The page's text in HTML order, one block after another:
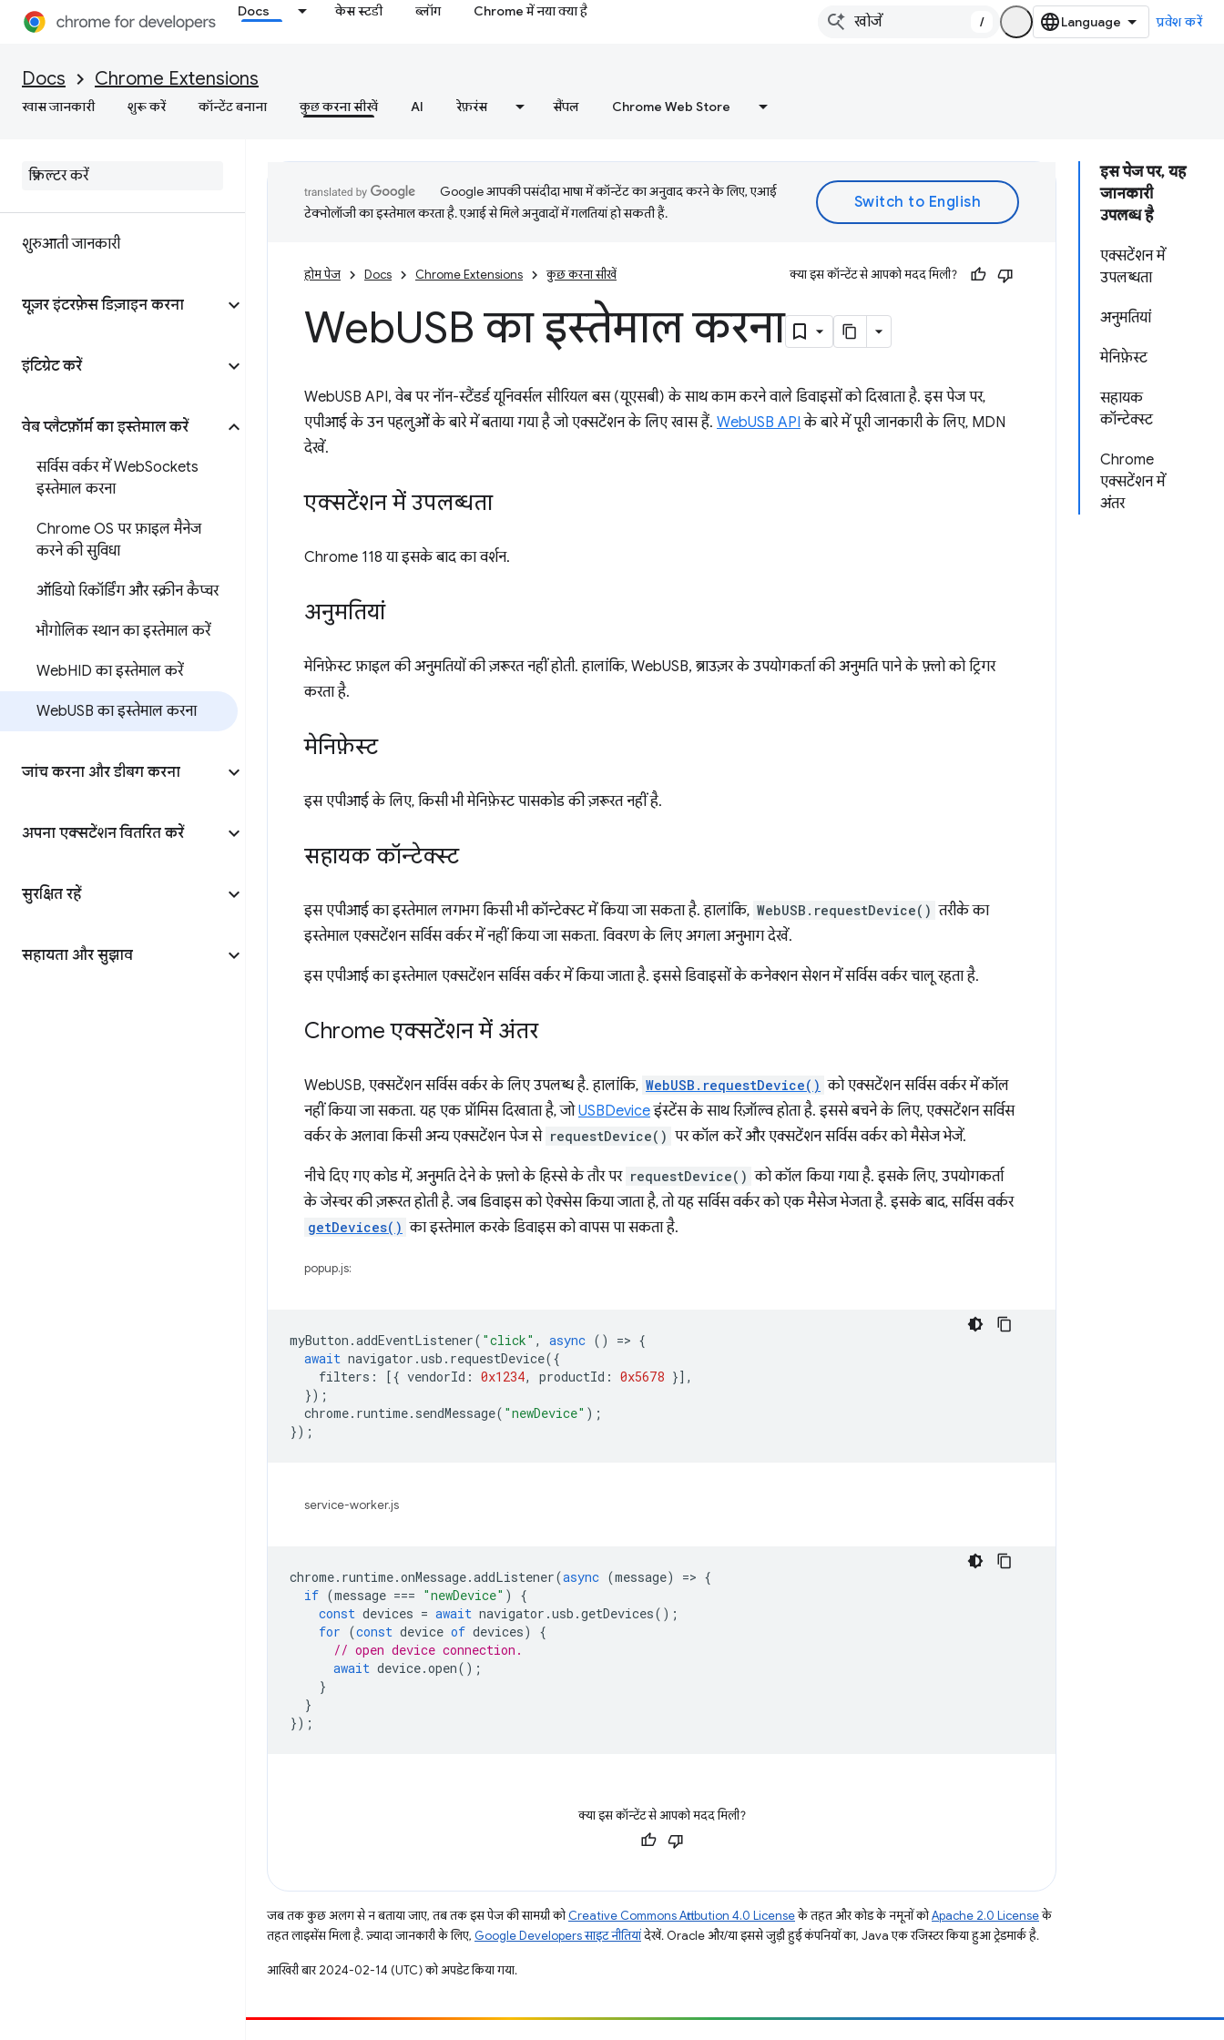
Docs केस स्टडी ब्लॉग Chrome में नया क्या है
/ प्रवेश करें
Docs Chrome Extensions
खास जानकारी शुरू करें कॉन्टेंट बनाना कुछ करना सीखें AI रेफ़रंस सैंपल Chrome Web Store
शुरुआती जानकारी
यूज़र इंटरफ़ेस डिज़ाइन करना
इंटिग्रेट करें
वेब प्लैटफ़ॉर्म का इस्तेमाल करें
सर्विस वर्कर में WebSockets
इस्तेमाल करना
Chrome OS पर फ़ाइल मैनेज
करने की सुविधा
ऑडियो रिकॉर्डिंग और स्क्रीन कैप्चर
भौगोलिक स्थान का इस्तेमाल करें
WebHID का इस्तेमाल करें
WebUSB का इस्तेमाल करना
जांच करना और डीबग करना
अपना एक्सटेंशन वितरित करें
सुरक्षित रहें
सहायता और सुझाव
इस पेज पर, यह
जानकारी
उपलब्ध है
एक्सटेंशन में
उपलब्धता
अनुमतियां
मेनिफ़ेस्ट
सहायक
कॉन्टेक्स्ट
Chrome
एक्सटेंशन में
अंतर
Google आपकी पसंदीदा भाषा में कॉन्टेंट का अनुवाद करने के लिए, एआई
टेक्नोलॉजी का इस्तेमाल करता है. एआई से मिले अनुवादों में गलतियां हो सकती हैं.
होम पेज Docs Chrome Extensions कुछ करना सीखें क्या इस कॉन्टेंट से आपको मदद मिली?
WebUSB का इस्तेमाल करना
WebUSB API, वेब पर नॉन-स्टैंडर्ड यूनिवर्सल सीरियल बस (यूएसबी) के साथ काम करने वाले डिवाइसों को दिखाता है. इस पेज पर,
एपीआई के उन पहलुओं के बारे में बताया गया है जो एक्सटेंशन के लिए खास हैं. WebUSB API के बारे में पूरी जानकारी के लिए, MDN
देखें.
एक्सटेंशन में उपलब्धता
Chrome 118 या इसके बाद का वर्शन.
अनुमतियां
मेनिफ़ेस्ट फ़ाइल की अनुमतियों की ज़रूरत नहीं होती. हालांकि, WebUSB, ब्राउज़र के उपयोगकर्ता की अनुमति पाने के फ़्लो को ट्रिगर
करता है.
मेनिफ़ेस्ट
इस एपीआई के लिए, किसी भी मेनिफ़ेस्ट पासकोड की ज़रूरत नहीं है.
सहायक कॉन्टेक्स्ट
इस एपीआई का इस्तेमाल लगभग किसी भी कॉन्टेक्स्ट में किया जा सकता है. हालांकि, WebUSB.requestDevice() तरीके का
इस्तेमाल एक्सटेंशन सर्विस वर्कर में नहीं किया जा सकता. विवरण के लिए अगला अनुभाग देखें.
इस एपीआई का इस्तेमाल एक्सटेंशन सर्विस वर्कर में किया जाता है. इससे डिवाइसों के कनेक्शन सेशन में सर्विस वर्कर चालू रहता है.
Chrome एक्सटेंशन में अंतर
WebUSB, एक्सटेंशन सर्विस वर्कर के लिए उपलब्ध है. हालांकि, WebUSB.requestDevice() को एक्सटेंशन सर्विस वर्कर में कॉल
नहीं किया जा सकता. यह एक प्रॉमिस दिखाता है, जोUSBDeviceइंस्टेंस के साथ रिज़ॉल्व होता है. इससे बचने के लिए, एक्सटेंशन सर्विस
वर्कर के अलावा किसी अन्य एक्सटेंशन पेज से requestDevice() पर कॉल करें और एक्सटेंशन सर्विस वर्कर को मैसेज भेजें.
नीचे दिए गए कोड में, अनुमति देने के फ़्लो के हिस्से के तौर पर requestDevice() को कॉल किया गया है. इसके लिए, उपयोगकर्ता
के जेस्चर की ज़रूरत होती है. जब डिवाइस को ऐक्सेस किया जाता है, तो यह सर्विस वर्कर को एक मैसेज भेजता है. इसके बाद, सर्विस वर्कर
getDevices() का इस्तेमाल करके डिवाइस को वापस पा सकता है.
popup.js:
myButton .addEventListener( "click" , async () => {
await navigator .usb . requestDevice({
filters : [{ vendorId : 0x1234, productId : 0x5678 }],
});
chrome. runtime. sendMessage( "newDevice" );
});
service-worker.js
chrome. runtime.onMessage.addListener(async (message) => {
if (message === "newDevice" )
{
const devices = await navigator .usb .getDevices();
for (const device of devices)
{
// open device connection.
await device.open();
}
}
});
क्या इस कॉन्टेंट से आपको मदद मिली?
जब तक कुछ अलग से न बताया जाए, तब तक इस पेज की सामग्री कोCreative Commons Attribution 4.0 Licenseके तहत और कोड के नमूनों कोApache 2.0 Licenseके
तहत लाइसेंस मिला है. ज़्यादा जानकारी के लिए, Google Developers साइट नीतियांदेखें. Oracle और/या इससे जुड़ी हुई कंपनियों का, Java एक रजिस्टर किया हुआ ट्रेडमार्क है.
आखिरी बार 2024-02-14 (UTC) को अपडेट किया गया.